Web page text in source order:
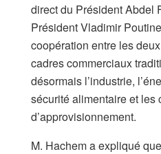
direct du Président Abdel
Président Vladimir
coopération entre les
cadres commerciaux
désormais l’industrie,
sécurité alimentaire et les
d’approvisionnement.
​M. Hachem a expliqué